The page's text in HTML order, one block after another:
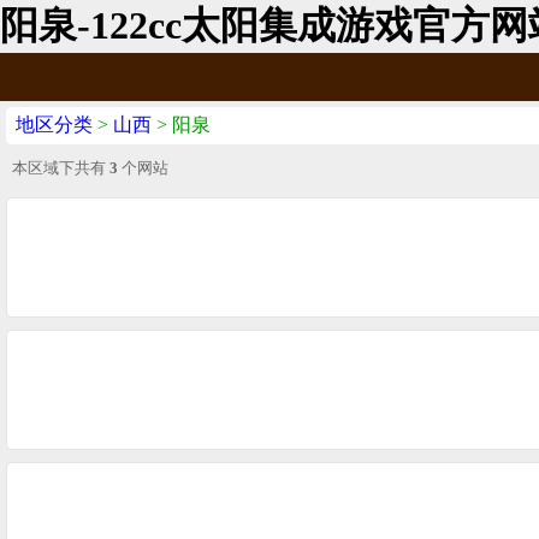
阳泉-122cc太阳集成游戏官方网
地区分类 > 山西 > 阳泉
本区域下共有 3 个网站